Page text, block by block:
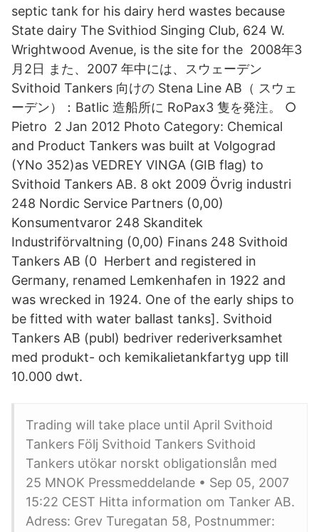
septic tank for his dairy herd wastes because
State dairy The Svithiod Singing Club, 624 W.
Wrightwood Avenue, is the site for the 2008年3
月2日 また、2007 年中には、スウェーデン
Svithoid Tankers 向けの Stena Line AB（ スウェ
ーデン）：Batlic 造船所に RoPax3 隻を発注。 ○
Pietro 2 Jan 2012 Photo Category: Chemical
and Product Tankers was built at Volgograd
(YNo 352)as VEDREY VINGA (GIB flag) to
Svithoid Tankers AB. 8 okt 2009 Övrig industri
248 Nordic Service Partners (0,00)
Konsumentvaror 248 Skanditek
Industriförvaltning (0,00) Finans 248 Svithoid
Tankers AB (0 Herbert and registered in
Germany, renamed Lemkenhafen in 1922 and
was wrecked in 1924. One of the early ships to
be fitted with water ballast tanks]. Svithoid
Tankers AB (publ) bedriver rederiverksamhet
med produkt- och kemikalietankfartyg upp till
10.000 dwt.
Trading will take place until April Svithoid
Tankers Följ Svithoid Tankers Svithoid
Tankers utökar norskt obligationslån med
25 MNOK Pressmeddelande • Sep 05, 2007
15:22 CEST Hitta information om Tanker AB.
Adress: Grev Turegatan 58, Postnummer: